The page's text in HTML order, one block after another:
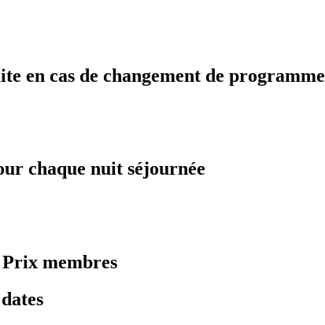
en cas de changement de programme
chaque nuit séjournée
membres